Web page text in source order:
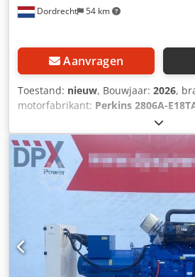
Dordrecht 54 km
Aanvragen
Toestand: nieuw, Bouwjaar: 2026,
motorfabrikant: Perkins 2806A-
Bouw Leeggewicht: 4.522 kg
Laadruimteafmetingen: 391 x 147 x
ja Watertankinhoud: 1.132 l Land
contact op met team DPX voor meer
opties en accessoires = - Accu -
Tankwagen Dkjdex S Ul Sepfx Acaor